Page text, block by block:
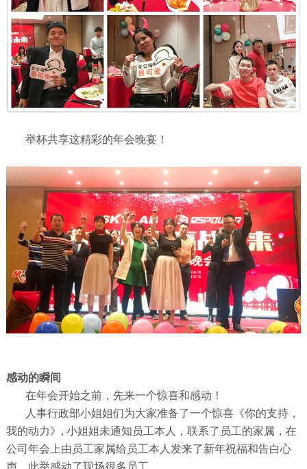
举杯共享这精彩的年会晚宴！
感动的瞬间
在年会开始之前，先来一个惊喜和感动！
人事行政部小姐姐们为大家准备了一个惊喜《你的支持，
我的动力》, 小姐姐未通知员工本人，联系了员工的家属，在
公司年会上由员工家属给员工本人发来了新年祝福和告白心
声，此举感动了现场很多员工。